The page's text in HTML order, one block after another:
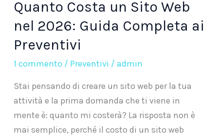
Quanto Costa un Sito Web
nel 2026: Guida Completa ai
Preventivi
1 commento / Preventivi / admin
Stai pensando di creare un sito web per la tua
attività e la prima domanda che ti viene in
mente è: quanto mi costerà? La risposta non è
mai semplice, perché il costo di un sito web
Preventivi